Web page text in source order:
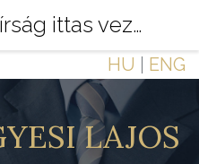
HU ENG
LAJOS
közigazgatási bírság ittas vezetés